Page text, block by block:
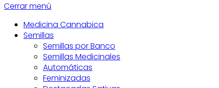
Cerrar menú
Medicina Cannabica
Semillas
Semillas por Banco
Semillas Medicinales
Automáticas
Feminizadas